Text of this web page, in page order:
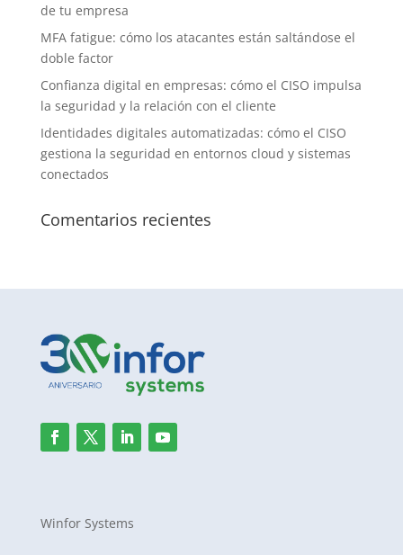
de tu empresa
MFA fatigue: cómo los atacantes están saltándose el
doble factor
Confianza digital en empresas: cómo el CISO impulsa
la seguridad y la relación con el cliente
Identidades digitales automatizadas: cómo el CISO
gestiona la seguridad en entornos cloud y sistemas
conectados
Comentarios recientes
Winfor Systems